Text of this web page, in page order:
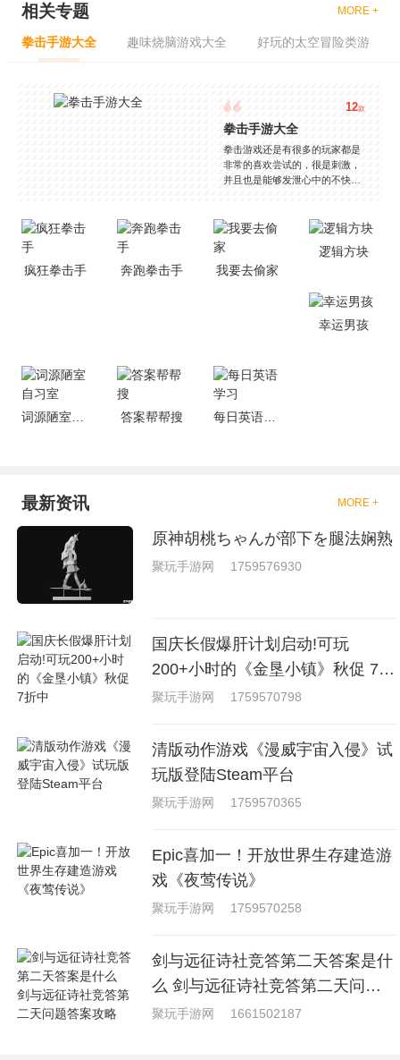
相关专题 MORE +
拳击手游大全 趣味烧脑游戏大全 好玩的太空冒险类游
12款
拳击手游大全
拳击游戏还是有很多的玩家都是
非常的喜欢尝试的，很是刺激，
并且也是能够发泄心中的不快
是一些格斗的游戏，其实是非常
的有趣，也是相当的刺激的，游
戏中是有一些不同的场景都是能
够去进行体验的，我们也是能够
就是收集了一些有意思的拳击游
戏，相信你们一定会喜欢的。
疯狂拳击手 奔跑拳击手 我要去偷家
逻辑方块
幸运男孩
答案帮帮搜 每日英语学习
最新资讯 MORE +
原神胡桃ちゃんが部下を腿法娴熟
聚玩手游网 1759576930
国庆长假爆肝计划启动!可玩
200+小时的《金垦小镇》秋促 7折
中
聚玩手游网 1759570798
清版动作游戏《漫威宇宙入侵》试
玩版登陆Steam平台
聚玩手游网 1759570365
Epic喜加一！开放世界生存建造游
戏《夜莺传说》
聚玩手游网 1759570258
剑与远征诗社竞答第二天答案是什
么 剑与远征诗社竞答第二天问题
答案攻略
聚玩手游网 1661502187